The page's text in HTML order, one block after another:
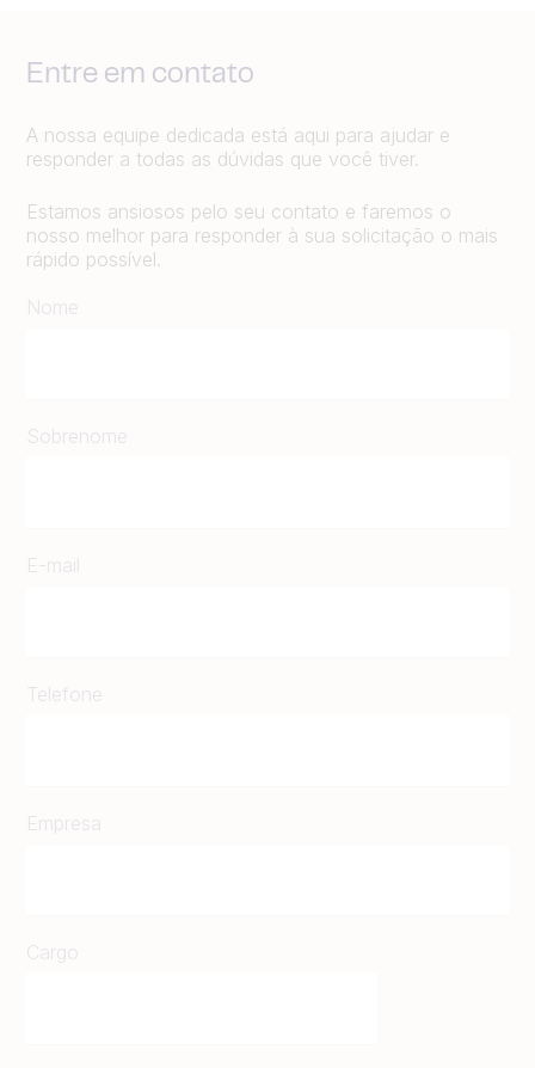
Entre em contato
A nossa equipe dedicada está aqui para ajudar e
responder a todas as dúvidas que você tiver.
Estamos ansiosos pelo seu contato e faremos o
nosso melhor para responder à sua solicitação o mais
rápido possível.
Nome
Sobrenome
E-mail
Telefone
Empresa
Cargo